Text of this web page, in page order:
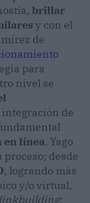
brillar
y con el
de
para
nivel se
integración de
en línea. Yago
proceso; desde
, logrando más
y/o virtual,
;